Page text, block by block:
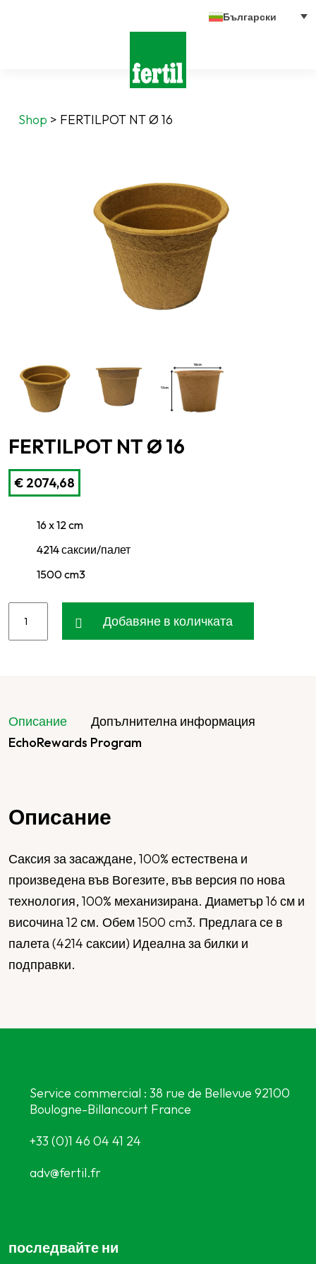
Български
Shop > FERTILPOT NT Ø 16
FERTILPOT NT Ø 16
€ 2074,68
16 x 12 cm
4214 саксии/палет
1500 cm3
Добавяне в количката
Описание
Допълнителна информация
EchoRewards Program
Описание
Саксия за засаждане, 100% естествена и
произведена във Вогезите, във версия по нова
технология, 100% механизирана. Диаметър 16 см и
височина 12 см. Обем 1500 cm3. Предлага се в
палета (4214 саксии) Идеална за билки и
подправки.
Service commercial : 38 rue de Bellevue 92100
Boulogne-Billancourt France
+33 (0)1 46 04 41 24
adv@fertil.fr
последвайте ни